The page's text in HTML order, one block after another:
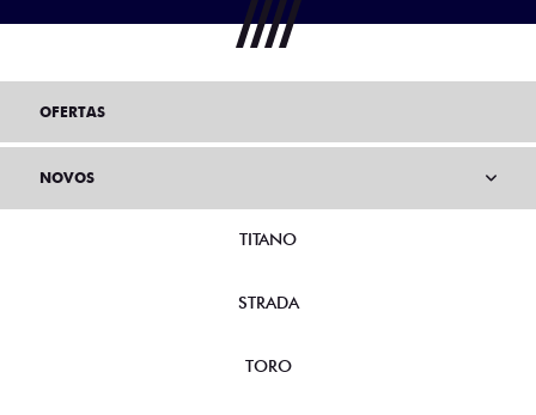
OFERTAS
NOVOS
TITANO
STRADA
TORO